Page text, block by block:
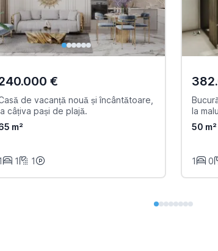
€
de vacanță nouă și încântătoare,
câțiva pași de plajă.
m²
1 1
la
50 m²
1 0